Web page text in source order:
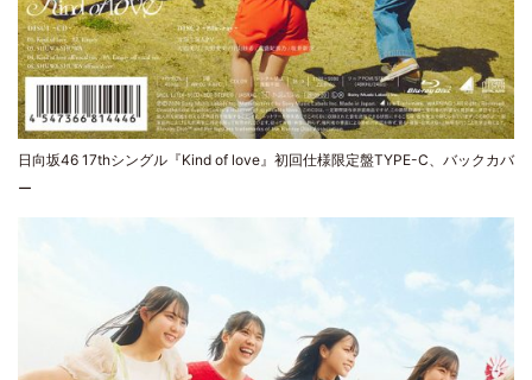
日向坂46 17thシングル『Kind of love』初回仕様限定盤TYPE-C、バックカバ
ー